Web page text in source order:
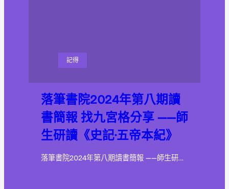
記得
落筆書院2024年第八期讀
書簡報 找九宮格分享 ——師
生研讀《史記·五帝本紀》
落筆書院2024年第八期讀書簡報 ——師生研…